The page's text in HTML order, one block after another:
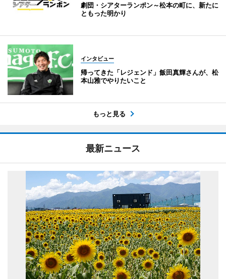
劇団・シアターランポン～松本の町に、新たに
ともった明かり
インタビュー
帰ってきた「レジェンド」飯田真輝さんが、松
本山雅でやりたいこと
もっと見る
最新ニュース